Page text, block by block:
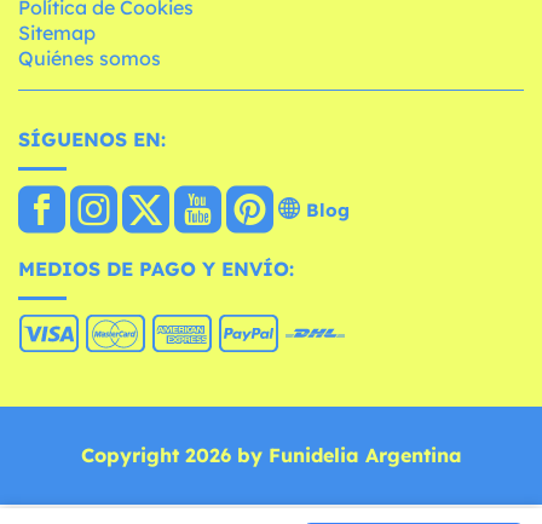
Política de Cookies
Sitemap
Quiénes somos
SÍGUENOS EN:
Blog
MEDIOS DE PAGO Y ENVÍO:
Copyright 2026 by Funidelia Argentina